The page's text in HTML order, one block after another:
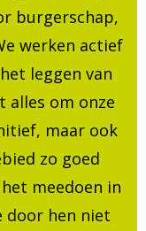
burgerschap,
werken actief
leggen van
alles om onze
maar ook
zo goed
meedoen in
door hen niet